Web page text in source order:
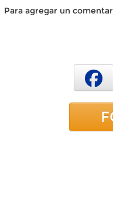
Para agregar un